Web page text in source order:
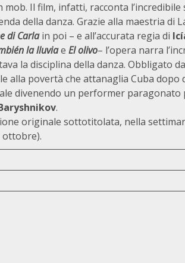
mob. Il film, infatti, racconta l’incredibile
della danza. Grazie alla maestria di
di Carlain poi – e all’accurata regia di
la lluviae El olivo– l’opera narra
la disciplina della danza. Obbligato
alla povertà che attanaglia Cuba dopo
divenendo un performer paragonato
.
originale sottotitolata, nella
ottobre).